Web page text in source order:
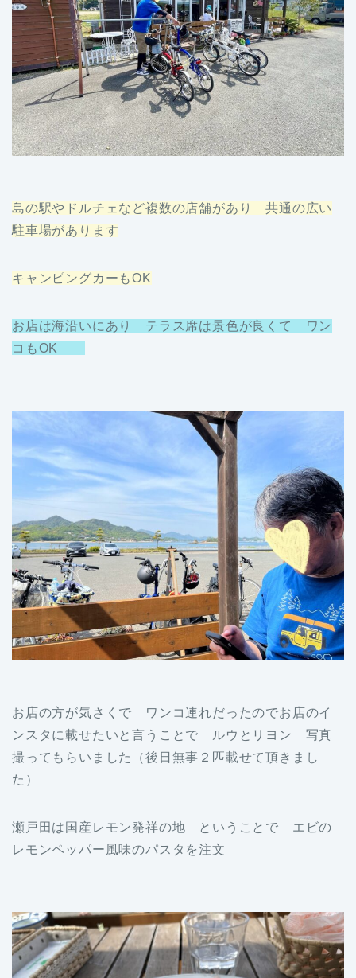
島の駅やドルチェなど複数の店舗があり 共通の広い
駐車場があります
キャンピングカーもOK
お店は海沿いにあり テラス席は景色が良くて ワン
コもOK
お店の方が気さくで ワンコ連れだったのでお店のイ
ンスタに載せたいと言うことで ルウとリヨン 写真
撮ってもらいました（後日無事２匹載せて頂きまし
た）
瀬戸田は国産レモン発祥の地 ということで エビの
レモンペッパー風味のパスタを注文